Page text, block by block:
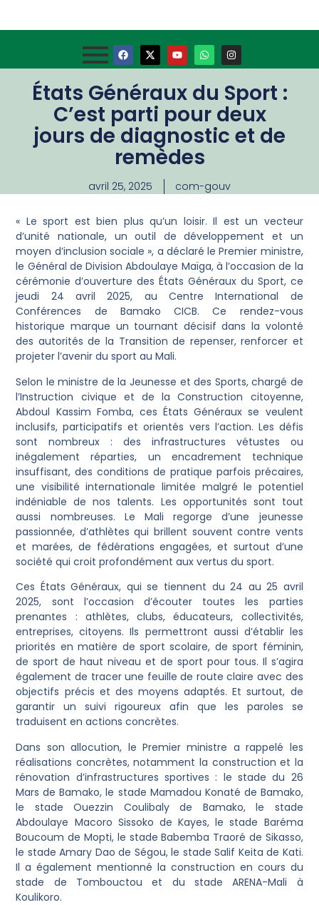
États Généraux du Sport :
C’est parti pour deux
jours de diagnostic et de
remèdes
avril 25, 2025 com-gouv
« Le sport est bien plus qu’un loisir. Il est un vecteur
d’unité nationale, un outil de développement et un
moyen d’inclusion sociale », a déclaré le Premier ministre,
le Général de Division Abdoulaye Maïga, à l’occasion de la
cérémonie d’ouverture des États Généraux du Sport, ce
jeudi 24 avril 2025, au Centre International de
Conférences de Bamako CICB. Ce rendez-vous
historique marque un tournant décisif dans la volonté
des autorités de la Transition de repenser, renforcer et
projeter l’avenir du sport au Mali.
Selon le ministre de la Jeunesse et des Sports, chargé de
l’Instruction civique et de la Construction citoyenne,
Abdoul Kassim Fomba, ces États Généraux se veulent
inclusifs, participatifs et orientés vers l’action. Les défis
sont nombreux : des infrastructures vétustes ou
inégalement réparties, un encadrement technique
insuffisant, des conditions de pratique parfois précaires,
une visibilité internationale limitée malgré le potentiel
indéniable de nos talents. Les opportunités sont tout
aussi nombreuses. Le Mali regorge d’une jeunesse
passionnée, d’athlètes qui brillent souvent contre vents
et marées, de fédérations engagées, et surtout d’une
société qui croit profondément aux vertus du sport.
Ces États Généraux, qui se tiennent du 24 au 25 avril
2025, sont l’occasion d’écouter toutes les parties
prenantes : athlètes, clubs, éducateurs, collectivités,
entreprises, citoyens. Ils permettront aussi d’établir les
priorités en matière de sport scolaire, de sport féminin,
de sport de haut niveau et de sport pour tous. Il s’agira
également de tracer une feuille de route claire avec des
objectifs précis et des moyens adaptés. Et surtout, de
garantir un suivi rigoureux afin que les paroles se
traduisent en actions concrètes.
Dans son allocution, le Premier ministre a rappelé les
réalisations concrètes, notamment la construction et la
rénovation d’infrastructures sportives : le stade du 26
Mars de Bamako, le stade Mamadou Konaté de Bamako,
le stade Ouezzin Coulibaly de Bamako, le stade
Abdoulaye Macoro Sissoko de Kayes, le stade Baréma
Boucoum de Mopti, le stade Babemba Traoré de Sikasso,
le stade Amary Dao de Ségou, le stade Salif Keita de Kati.
Il a également mentionné la construction en cours du
stade de Tombouctou et du stade ARENA-Mali à
Koulikoro.